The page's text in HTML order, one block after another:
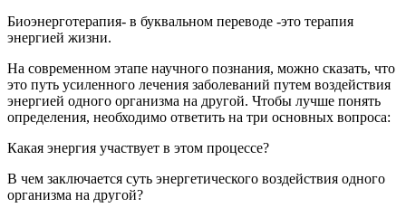
Биоэнерготерапия- в буквальном переводе -это терапия
энергией жизни.
На современном этапе научного познания, можно сказать, что
это путь усиленного лечения заболеваний путем воздействия
энергией одного организма на другой. Чтобы лучше понять
определения, необходимо ответить на три основных вопроса:
Какая энергия участвует в этом процессе?
В чем заключается суть энергетического воздействия одного
организма на другой?